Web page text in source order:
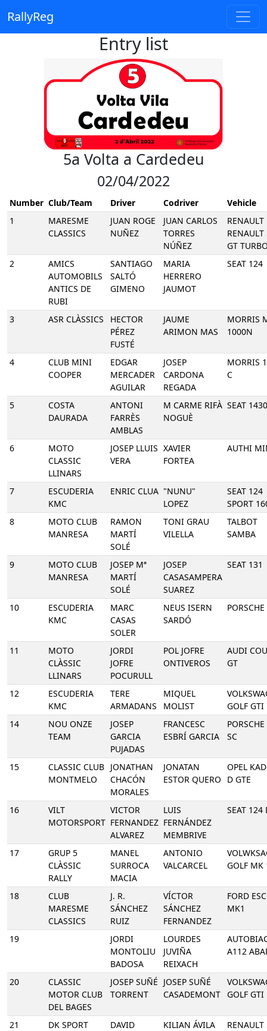
RallyReg
Entry list
5a Volta a Cardedeu
02/04/2022
Number Club/Team Driver Codriver
Vehicle
1
MARESME
CLASSICS
JUAN ROGE
NUÑEZ
JUAN CARLOS
TORRES
NÚÑEZ
RENAULT
RENAULT
GT
2
AMICS
AUTOMOBILS
ANTICS DE
RUBI
SANTIAGO
SALTÓ
GIMENO
MARIA
HERRERO
JAUMOT
SEAT 124
3 ASR CLÀSSICS
HECTOR
PÉREZ
FUSTÉ
JAUME
ARIMON MAS
MORRIS
1000N
4
CLUB MINI
COOPER
EDGAR
MERCADER
AGUILAR
JOSEP
CARDONA
REGADA
MORRIS
C
5
COSTA
DAURADA
ANTONI
FARRÈS
AMBLAS
M CARME RIFÀ
NOGUÈ
SEAT 1430
6
MOTO
CLASSIC
LLINARS
JOSEP LLUIS
VERA
XAVIER
FORTEA
AUTHI
7
ESCUDERIA
KMC
ENRIC CLUA "NUNU"
LOPEZ
SEAT 124
SPORT
8
MOTO CLUB
MANRESA
RAMON
MARTÍ
SOLÉ
TONI GRAU
VILELLA
TALBOT
SAMBA
9
MOTO CLUB
MANRESA
JOSEP Mª
MARTÍ
SOLÉ
JOSEP
CASASAMPERA
SUAREZ
SEAT 131
10
ESCUDERIA
KMC
MARC
CASAS
SOLER
NEUS ISERN
SARDÓ
11
MOTO
CLÀSSIC
LLINARS
JORDI
JOFRE
POCURULL
POL JOFRE
ONTIVEROS
AUDI
GT
12
ESCUDERIA
KMC
TERE
ARMADANS
MIQUEL
MOLIST
GOLF GTI
14
NOU ONZE
TEAM
JOSEP
GARCIA
PUJADAS
FRANCESC
ESBRÍ GARCIA
SC
15
CLASSIC CLUB
MONTMELO
JONATHAN
CHACÓN
MORALES
JONATAN
ESTOR QUERO
OPEL
D GTE
16
VILT
MOTORSPORT
VICTOR
FERNANDEZ
ALVAREZ
LUIS
FERNÁNDEZ
MEMBRIVE
SEAT 124
17
GRUP 5
CLÀSSIC
RALLY
MANEL
SURROCA
MACIA
ANTONIO
VALCARCEL
GOLF MK
18
CLUB
MARESME
CLASSICS
J. R.
SÁNCHEZ
RUIZ
VÍCTOR
SÁNCHEZ
FERNANDEZ
FORD
MK1
19
JORDI
MONTOLIU
BADOSA
LOURDES
JUVIÑA
REIXACH
A112
20
CLASSIC
MOTOR CLUB
DEL BAGES
JOSEP SUÑÉ
TORRENT
JOSEP SUÑÉ
CASADEMONT
GOLF GTI
21 DK SPORT
DAVID
KILIAN ÁVILA
RENAULT